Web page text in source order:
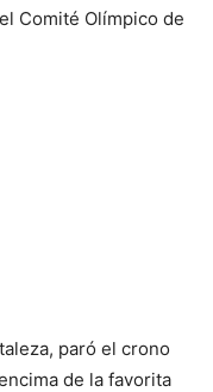
Comité Olímpico de
paró el crono
de la favorita